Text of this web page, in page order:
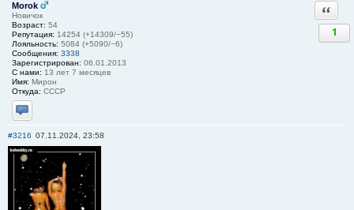
Morok
Новичок
Возраст: 54
Репутация: 14254 (+14309/−55)
Лояльность: 5084 (+5090/−6)
Сообщения: 3338
Зарегистрирован: 06.01.2013
С нами: 13 лет 7 месяцев
Имя: Мирон
Откуда: СССР
Отправить личное сообщение
1
#3216 07.11.2024, 23:58